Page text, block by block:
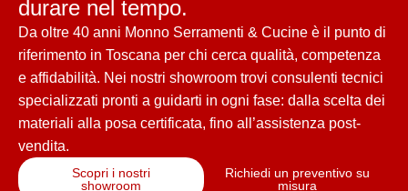
durare nel tempo.
Da oltre 40 anni Monno Serramenti & Cucine è il punto di
riferimento in Toscana per chi cerca qualità, competenza
e affidabilità. Nei nostri showroom trovi consulenti tecnici
specializzati pronti a guidarti in ogni fase: dalla scelta dei
materiali alla posa certificata, fino all’assistenza post-
vendita.
Scopri i nostri
showroom
Richiedi un preventivo su
misura